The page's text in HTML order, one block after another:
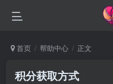
首页 帮助中心 正文
积分获取方式